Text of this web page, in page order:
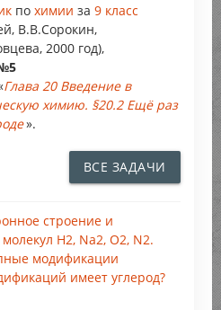
по химии за 9 класс
В.В.Сорокин,
2000 год),
Глава 20 Введение в
химию. §20.2 Ещё раз
».
ВСЕ ЗАДАЧИ
строение и
Н2, Na2, О2, N2.
модификации
имеет углерод?